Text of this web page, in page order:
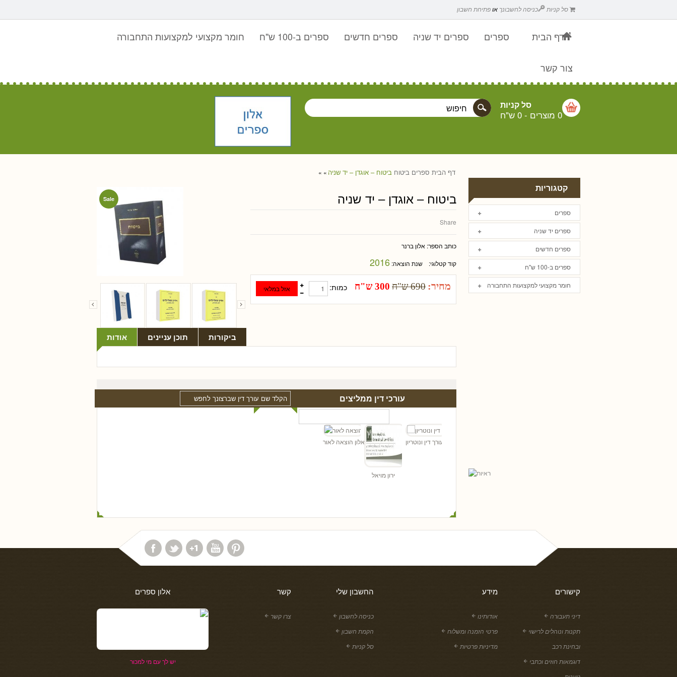
סל קניות כניסה לחשבונך אופתיחת חשבון
דף הבית ספרים ספרים יד שניה ספרים חדשים ספרים ב-100 ש"ח חומר מקצועי למקצועות התחבורה
צור קשר
סל קניות
0 מוצרים - 0 ש"ח
דף הבית » ספרים ביטוח » ביטוח – אוגדן – יד שניה
Sale ביטוח – אוגדן – יד שניה
Share
כותב הספר: אלון ברנר
קוד קטלוגי: שנת הוצאה:2016
מחיר: 690 ש"ח 300 ש"ח כמות:
אודות תוכן עניינים ביקורות
עורכי דין ממליצים
אלון הוצאה לאור
ירון מויאל
שי כהן - עורך דין ונוטריון
קטגוריות
ספרים
ספרים יד שניה
ספרים חדשים
ספרים ב-100 ש"ח
חומר מקצועי למקצועות התחבורה
אלון ספרים
יש לך עם מי למכור
קשר
צרו קשר
החשבון שלי
כניסה לחשבון
הקמת חשבון
סל קניות
מידע
אודותינו
פרטי הזמנה ומשלוח
מדיניות פרטיות
קישורים
דיני תעבורה
תקנות ונוהלים לרישוי
ובחינת רכב
דוגמאות חוזים וכתבי